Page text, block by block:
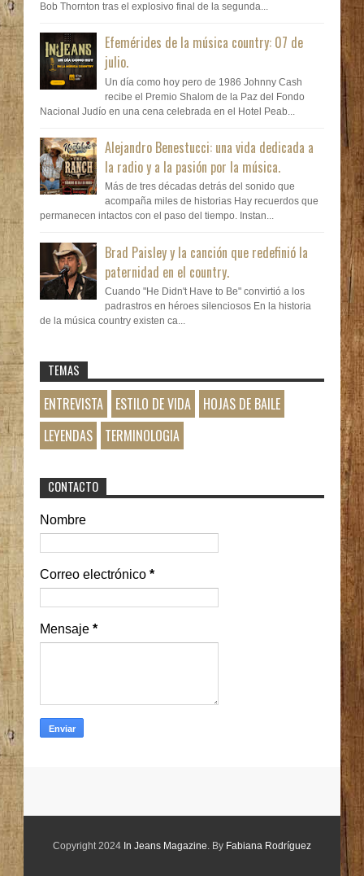
Bob Thornton tras el explosivo final de la segunda...
Efemérides de la música country: 07 de
julio.
Un día como hoy pero de 1986 Johnny Cash
recibe el Premio Shalom de la Paz del Fondo
Nacional Judío en una cena celebrada en el Hotel Peab...
Alejandro Benestucci: una vida dedicada a
la radio y a la pasión por la música.
Más de tres décadas detrás del sonido que
acompaña miles de historias Hay recuerdos que
permanecen intactos con el paso del tiempo. Instan...
Brad Paisley y la canción que redefinió la
paternidad en el country.
Cuando "He Didn't Have to Be" convirtió a los
padrastros en héroes silenciosos En la historia
de la música country existen ca...
TEMAS
ENTREVISTA ESTILO DE VIDA
HOJAS DE BAILE
LEYENDAS
TERMINOLOGIA
CONTACTO
Nombre
Correo electrónico *
Mensaje *
Copyright 2024 In Jeans Magazine. By Fabiana Rodríguez